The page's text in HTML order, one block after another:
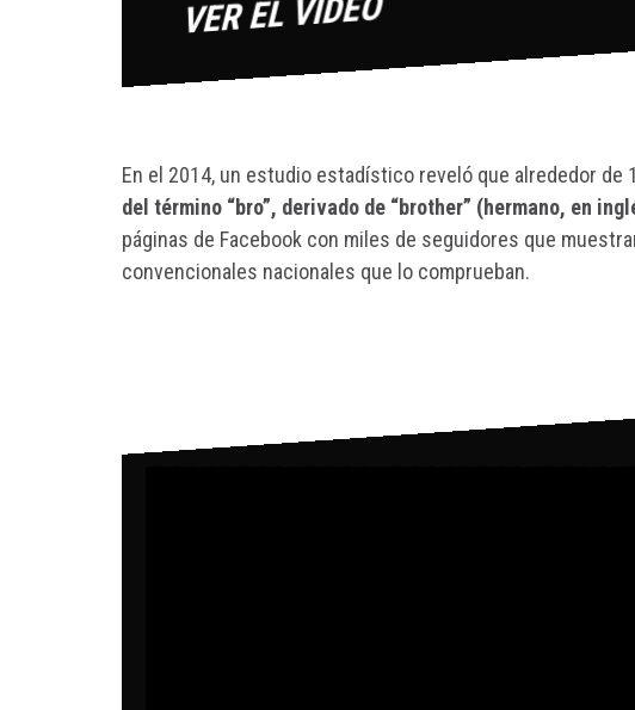
En el 2014, un estudio estadístico reveló que alrededor
del término “bro”, derivado de “brother” (hermano, en
páginas de Facebook con miles de seguidores que
convencionales nacionales que lo comprueban.